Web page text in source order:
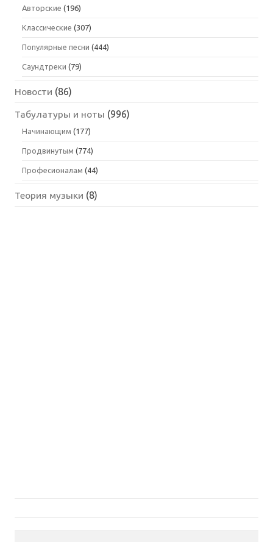
Авторские (196)
Классические (307)
Популярные песни (444)
Саундтреки (79)
Новости (86)
Табулатуры и ноты (996)
Начинающим (177)
Продвинутым (774)
Професионалам (44)
Теория музыки (8)